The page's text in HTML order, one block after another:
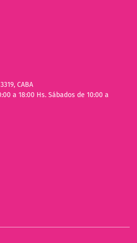
CABA
a 18:00 Hs. Sábados de 10:00 a